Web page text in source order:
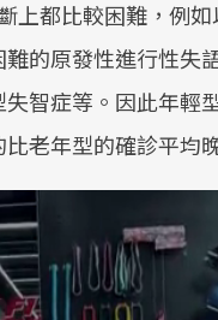
上都比較困難，例
的原發性進行性失
智症等。因此年輕
老年型的確診平均